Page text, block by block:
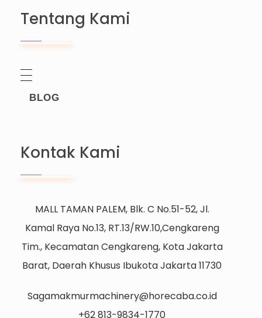
Tentang Kami
BLOG
Kontak Kami
MALL TAMAN PALEM, Blk. C No.51-52, Jl.
Kamal Raya No.13, RT.13/RW.10,Cengkareng
Tim., Kecamatan Cengkareng, Kota Jakarta
Barat, Daerah Khusus Ibukota Jakarta 11730
Sagamakmurmachinery@horecaba.co.id
+62 813-9834-1770